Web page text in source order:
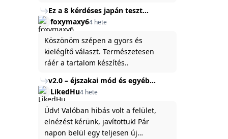
Ez a 8 kérdéses japán teszt
hibátlanul feltárja az igazságot
rólad
foxymaxy64 hete
Köszönöm szépen a gyors és
kielégítő választ. Természetesen
ráér a tartalom készítés..
v2.0 – éjszakai mód és egyéb
fejlesztések
LikedHu4 hete
Üdv! Valóban hibás volt a felület,
elnézést kérünk, javítottuk! Pár
napon belül egy teljesen új